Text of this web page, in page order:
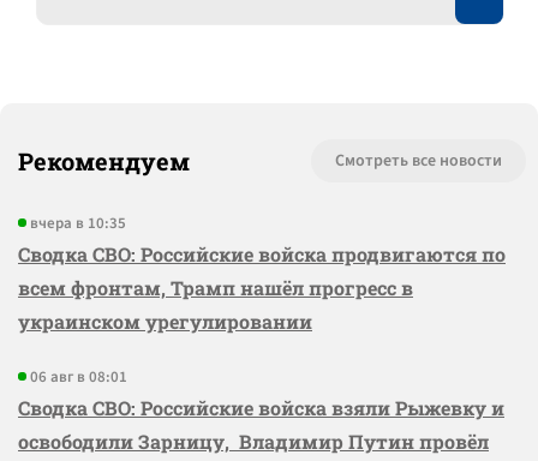
Рекомендуем Смотреть все новости
вчера в 10:35
Сводка СВО: Российские войска продвигаются по
всем фронтам, Трамп нашёл прогресс в
украинском урегулировании
06 авг в 08:01
Сводка СВО: Российские войска взяли Рыжевку и
освободили Зарницу, Владимир Путин провёл